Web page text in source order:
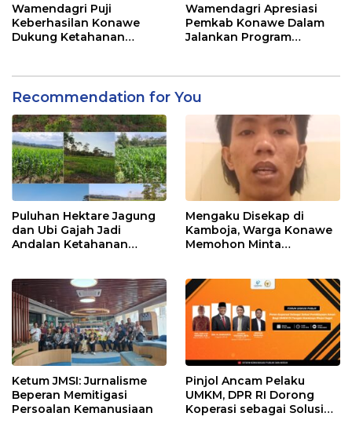
Wamendagri Puji
Keberhasilan Konawe
Dukung Ketahanan
Wamendagri Apresiasi
Pemkab Konawe Dalam
Jalankan Program
Recommendation for You
Puluhan Hektare Jagung
dan Ubi Gajah Jadi
Andalan Ketahanan
Mengaku Disekap di
Kamboja, Warga Konawe
Memohon Minta
Ketum JMSI: Jurnalisme
Beperan Memitigasi
Persoalan Kemanusiaan
Pinjol Ancam Pelaku
UMKM, DPR RI Dorong
Koperasi sebagai Solusi